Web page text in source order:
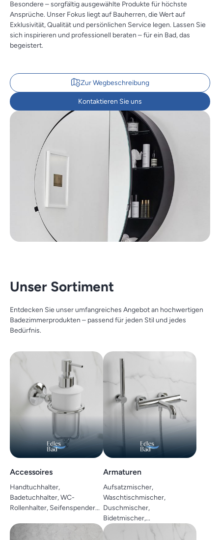
Besondere – sorgfältig ausgewählte Produkte für höchste
Ansprüche. Unser Fokus liegt auf Bauherren, die Wert auf
Exklusivität, Qualität und persönlichen Service legen. Lassen Sie
sich inspirieren und professionell beraten – für ein Bad, das
begeistert.
Zur Wegbeschreibung
Kontaktieren Sie uns
Unser Sortiment
Entdecken Sie unser umfangreiches Angebot an hochwertigen
Badezimmerprodukten – passend für jeden Stil und jedes
Bedürfnis.
Accessoires
Handtuchhalter,
Badetuchhalter, WC-
Rollenhalter, Seifenspender...
Armaturen
Aufsatzmischer,
Waschtischmischer,
Duschmischer,
Bidetmischer,...